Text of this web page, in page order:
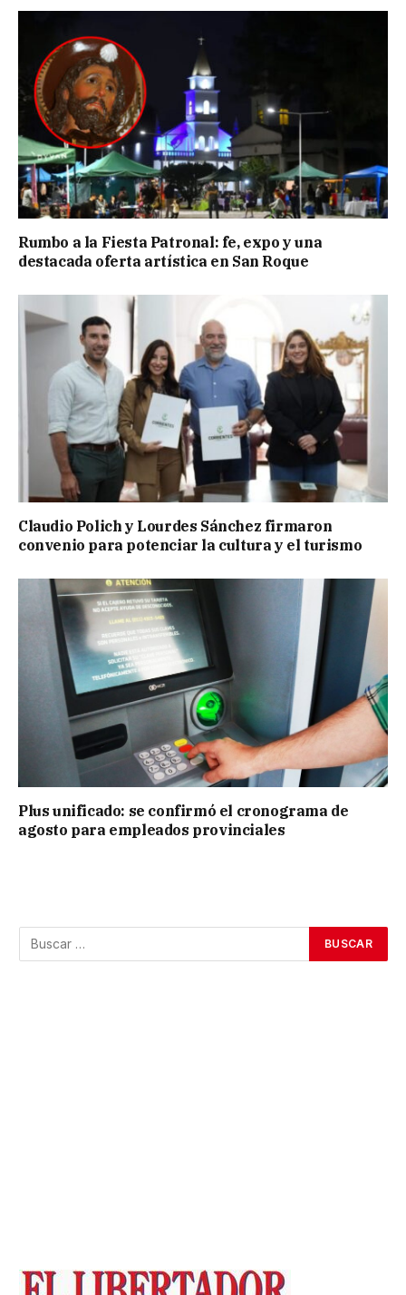
Rumbo a la Fiesta Patronal: fe, expo y una
destacada oferta artística en San Roque
Claudio Polich y Lourdes Sánchez firmaron
convenio para potenciar la cultura y el turismo
Plus unificado: se confirmó el cronograma de
agosto para empleados provinciales